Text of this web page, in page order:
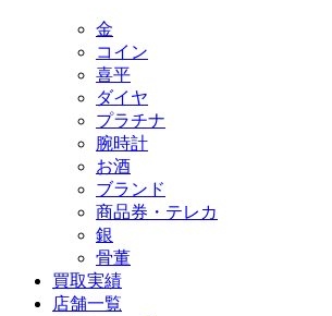
金
コイン
喜平
ダイヤ
プラチナ
腕時計
お酒
ブランド
商品券・テレカ
銀
骨董
買取実績
店舗一覧